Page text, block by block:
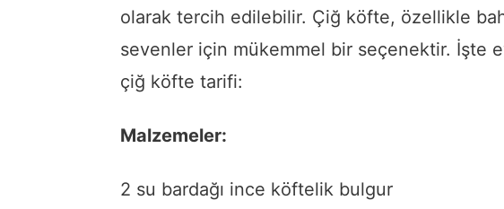
olarak tercih edilebilir. Çiğ köfte, özellikle
sevenler için mükemmel bir seçenektir. İşte
çiğ köfte tarifi:
Malzemeler:
2 su bardağı ince köftelik bulgur